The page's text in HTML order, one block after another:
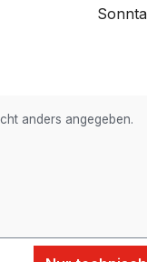
anders angegeben.